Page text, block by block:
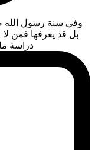
وفي سنة رسول الله
بل قد يعرفها فمن لا
دراسة